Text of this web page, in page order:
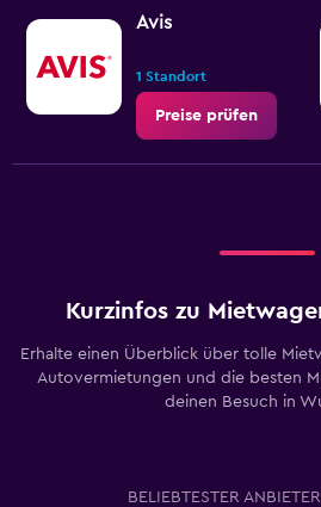
Avis
1 Standort
Preise prüfen
Kurzinfos zu
Erhalte einen Überblick über tolle
Autovermietungen und die besten
deinen Besuch in
BELIEBTESTER ANBIETER